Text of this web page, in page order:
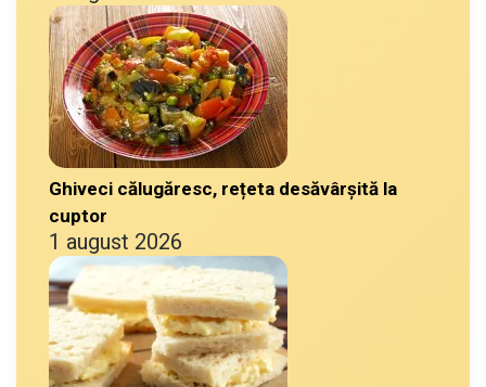
Ghiveci călugăresc, rețeta desăvârșită la
cuptor
1 august 2026